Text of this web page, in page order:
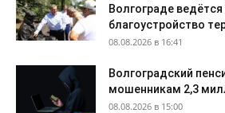
Волгограде
благоустройство
08.08.2026 в 16:41
Волгоградский
мошенникам 2,3
08.08.2026 в 15:00